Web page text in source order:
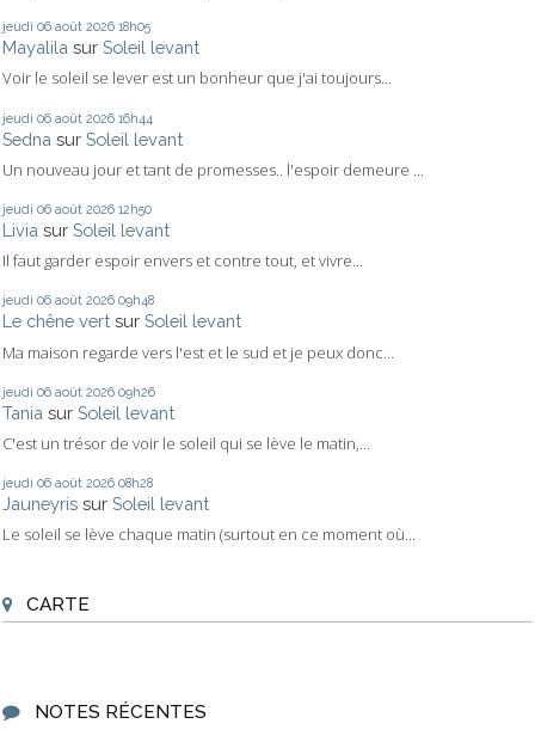
jeudi 06 août 2026 18h05
Mayalila sur Soleil levant
Voir le soleil se lever est un bonheur que j'ai toujours...
jeudi 06 août 2026 16h44
Sedna sur Soleil levant
Un nouveau jour et tant de promesses.. l'espoir demeure ...
jeudi 06 août 2026 12h50
Livia sur Soleil levant
Il faut garder espoir envers et contre tout, et vivre...
jeudi 06 août 2026 09h48
Le chêne vert sur Soleil levant
Ma maison regarde vers l'est et le sud et je peux donc...
jeudi 06 août 2026 09h26
Tania sur Soleil levant
C'est un trésor de voir le soleil qui se lève le matin,...
jeudi 06 août 2026 08h28
Jauneyris sur Soleil levant
Le soleil se lève chaque matin (surtout en ce moment où...
CARTE
NOTES RÉCENTES